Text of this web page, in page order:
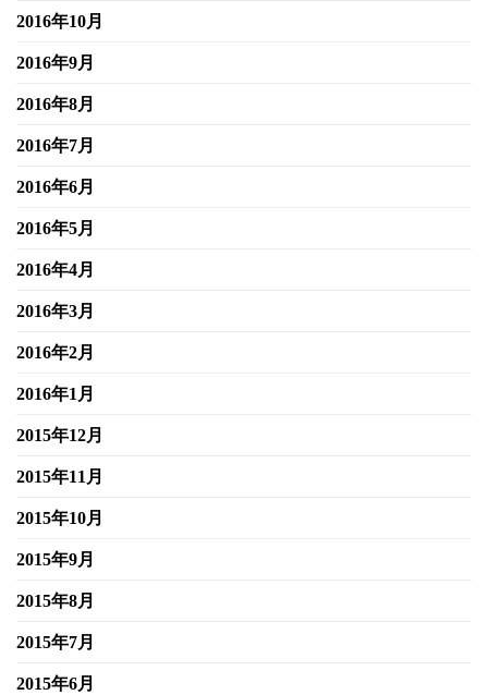
2016年10月
2016年9月
2016年8月
2016年7月
2016年6月
2016年5月
2016年4月
2016年3月
2016年2月
2016年1月
2015年12月
2015年11月
2015年10月
2015年9月
2015年8月
2015年7月
2015年6月